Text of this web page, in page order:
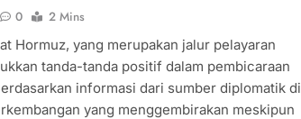
0
2 Mins
Hormuz, yang merupakan jalur pelayaran
tanda-tanda positif dalam pembicaraan
informasi dari sumber diplomatik di
yang menggembirakan meskipun